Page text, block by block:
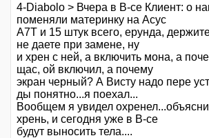
4-Diabolo > Вчера в В-се Клиент: о
поменяли материнку на Асус
А7Т и 15 штук всего, ерунда,
не даете при замене, ну
и хрен с ней, а включить мона, а
щас, ой включил, а почему
экран черный? А Висту надо пере
ды понятно...я поехал...
Вообщем я увидел
хрень, и сегодня уже в В-се
будут выносить тела....